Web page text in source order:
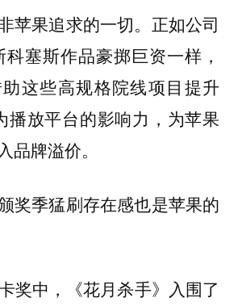
苹果追求的一切。正如公司
科塞斯作品豪掷巨资一样，
这些高规格院线项目提升
播放平台的影响力，为苹果
品牌溢价。
奖季猛刷存在感也是苹果的
奖中，《花月杀手》入围了